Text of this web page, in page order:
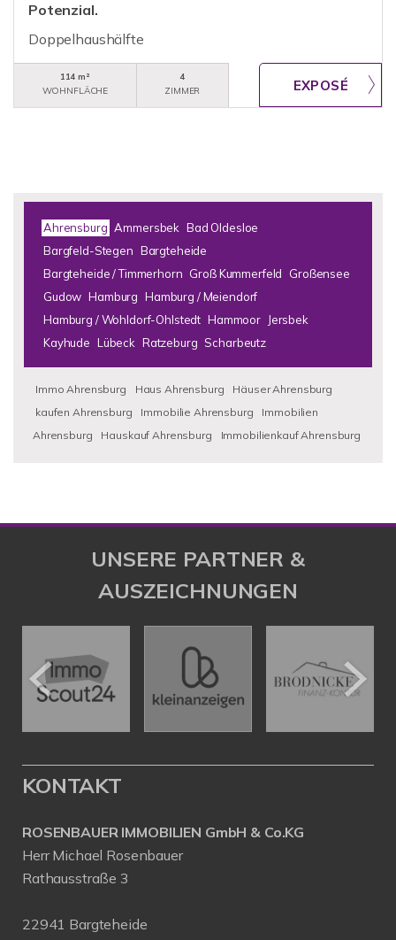
Potenzial.
Doppelhaushälfte
114 m²
WOHNFLÄCHE
4
ZIMMER
Ahrensburg Ammersbek Bad Oldesloe
Bargfeld-Stegen Bargteheide
Bargteheide / Timmerhorn Groß Kummerfeld
Großensee
Gudow Hamburg Hamburg / Meiendorf
Hamburg / Wohldorf-Ohlstedt Hammoor Jersbek
Kayhude Lübeck Ratzeburg Scharbeutz
Immo Ahrensburg Haus Ahrensburg
Häuser Ahrensburg
kaufen Ahrensburg
Immobilie Ahrensburg
Immobilien
Ahrensburg
Hauskauf Ahrensburg Immobilienkauf Ahrensburg
UNSERE PARTNER &
AUSZEICHNUNGEN
KONTAKT
ROSENBAUER IMMOBILIEN GmbH & Co.KG
Herr Michael Rosenbauer
Rathausstraße 3
22941 Bargteheide